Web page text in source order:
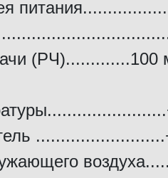
(РЧ).............100